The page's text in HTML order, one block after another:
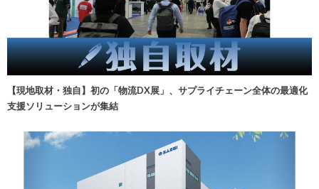
【現地取材・独自】初の「物流DX展」、サプライチェーン全体の最適化
支援ソリューションが集結